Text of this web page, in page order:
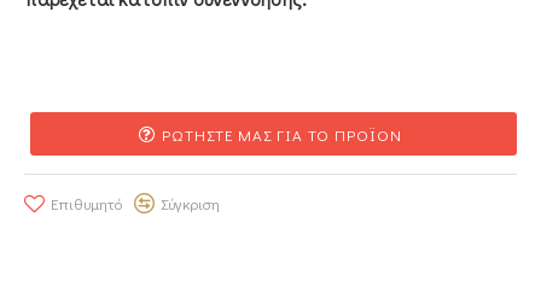
ΡΩΤΗΣΤΕ ΜΑΣ ΓΙΑ ΤΟ ΠΡΟΪΟΝ
Επιθυμητό Σύγκριση